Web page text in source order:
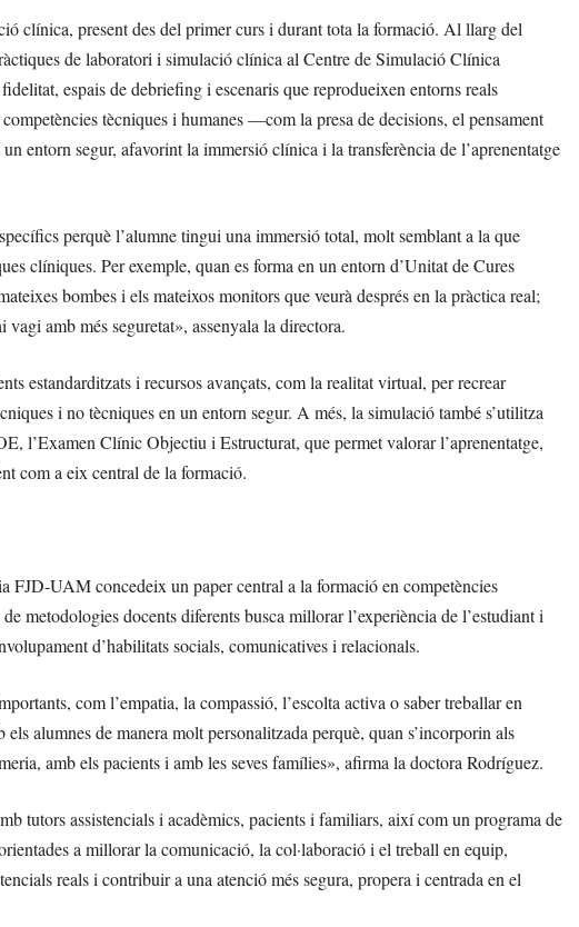
clínica, present des del primer curs i durant tota la formació. Al llarg del
de laboratori i simulació clínica al Centre de Simulació Clínica
espais de debriefing i escenaris que reprodueixen entorns reals
tècniques i humanes —com la presa de decisions, el pensament
entorn segur, afavorint la immersió clínica i la transferència de l’aprenentatge
perquè l’alumne tingui una immersió total, molt semblant a la que
clíniques. Per exemple, quan es forma en un entorn d’Unitat de Cures
bombes i els mateixos monitors que veurà després en la pràctica real;
amb més seguretat», assenyala la directora.
estandarditzats i recursos avançats, com la realitat virtual, per recrear
i no tècniques en un entorn segur. A més, la simulació també s’utilitza
l’Examen Clínic Objectiu i Estructurat, que permet valorar l’aprenentatge,
com a eix central de la formació.
FJD-UAM concedeix un paper central a la formació en competències
metodologies docents diferents busca millorar l’experiència de l’estudiant i
d’habilitats socials, comunicatives i relacionals.
com l’empatia, la compassió, l’escolta activa o saber treballar en
alumnes de manera molt personalitzada perquè, quan s’incorporin als
amb els pacients i amb les seves famílies», afirma la doctora Rodríguez.
tutors assistencials i acadèmics, pacients i familiars, així com un programa de
a millorar la comunicació, la col·laboració i el treball en equip,
reals i contribuir a una atenció més segura, propera i centrada en el